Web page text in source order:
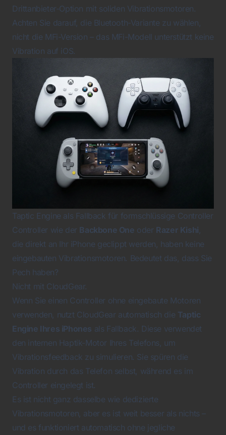
Drittanbieter-Option mit soliden Vibrationsmotoren.
Achten Sie darauf, die Bluetooth-Variante zu wählen,
nicht die MFi-Version – das MFi-Modell unterstützt keine
Vibration auf iOS.
Taptic Engine als Fallback für formschlüssige Controller
Controller wie der Backbone One oder Razer Kishi
die direkt an Ihr iPhone geclippt werden, haben keine
eingebauten Vibrationsmotoren. Bedeutet das, dass Sie
Pech haben?
Nicht mit CloudGear.
Wenn Sie einen Controller ohne eingebaute Motoren
verwenden, nutzt CloudGear automatisch die Taptic
Engine Ihres iPhones als Fallback. Diese verwendet
den internen Haptik-Motor Ihres Telefons, um
Vibrationsfeedback zu simulieren. Sie spüren die
Vibration durch das Telefon selbst, während es im
Controller eingelegt ist.
Es ist nicht ganz dasselbe wie dedizierte
Vibrationsmotoren, aber es ist weit besser als nichts –
und es funktioniert automatisch ohne jegliche